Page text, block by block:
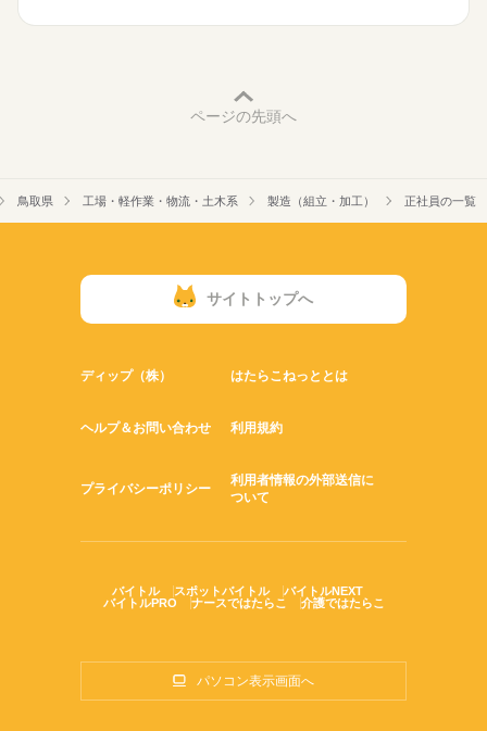
ページの先頭へ
鳥取県 工場・軽作業・物流・土木系 製造（組立・加工） 正社員の一覧
サイトトップへ
ディップ（株） はたらこねっととは
ヘルプ＆お問い合わせ 利用規約
プライバシーポリシー
利用者情報の外部送信に
ついて
バイトル スポットバイトル
バイトルNEXT
バイトルPRO
ナースではたらこ 介護ではたらこ
パソコン表示画面へ